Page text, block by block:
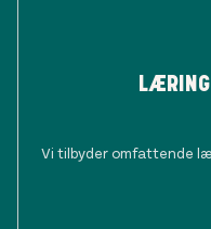
LÆRING
Vi tilbyder omfattende